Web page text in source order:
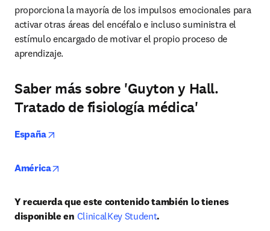
proporciona la mayoría de los impulsos emocionales para
activar otras áreas del encéfalo e incluso suministra el
estímulo encargado de motivar el propio proceso de
aprendizaje.
Saber más sobre 'Guyton y Hall.
Tratado de fisiología médica'
España
América
Y recuerda que este contenido también lo tienes
disponible en ClinicalKey Student.